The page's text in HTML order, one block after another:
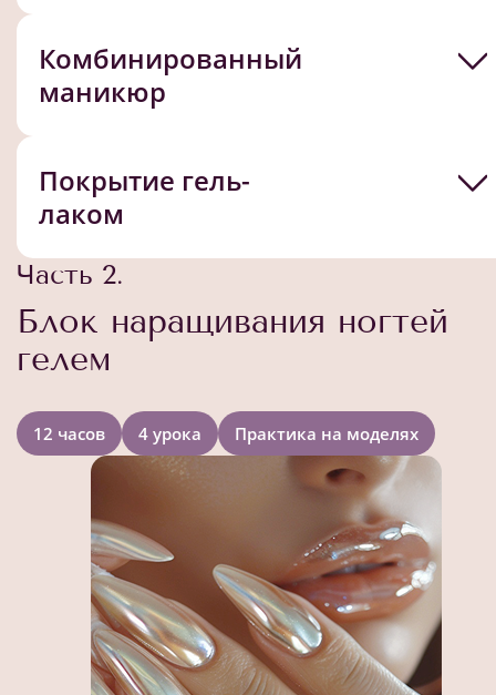
Комбинированный
маникюр
Покрытие гель-
лаком
Часть 2.
Блок наращивания ногтей
гелем
12 часов 4 урока Практика на моделях